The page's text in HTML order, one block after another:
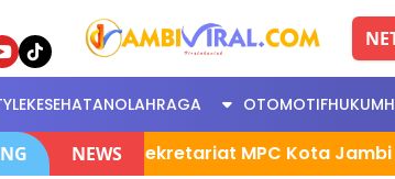
KESEHATANOLAHRAGA OTOMOTIFHUKUM
NEWS
Sekretariat MPC Kota Jambi